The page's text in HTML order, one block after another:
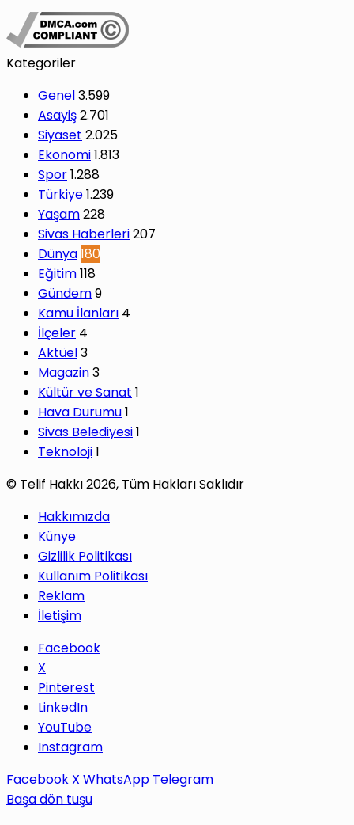
Kategoriler
Genel3.599
Asayiş2.701
Siyaset 2.025
Ekonomi1.813
Spor1.288
Türkiye1.239
Yaşam228
Sivas Haberleri207
Dünya180
Eğitim118
Gündem9
Kamu İlanları 4
İlçeler 4
Aktüel3
Magazin3
Kültür ve Sanat 1
Hava Durumu1
Sivas Belediyesi1
Teknoloji1
© Telif Hakkı 2026, Tüm Hakları Saklıdır
Hakkımızda
Künye
Gizlilik Politikası
Kullanım Politikası
Reklam
İletişim
Facebook
X
Pinterest
LinkedIn
YouTube
Instagram
Facebook X WhatsApp Telegram
Başa dön tuşu